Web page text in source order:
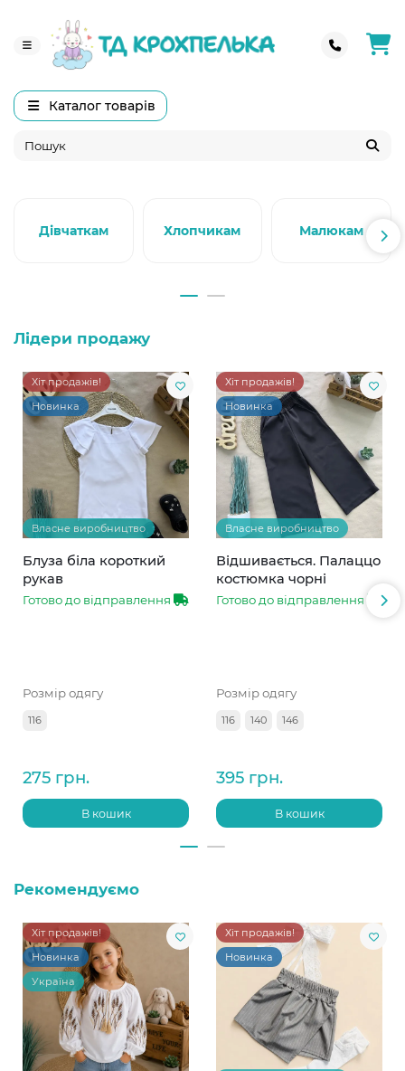
Каталог товарів
Дівчаткам Хлопчикам Малюкам
Лідери продажу
Хіт продажів!
Новинка
Власне виробництво
Блуза біла короткий
рукав
Готово до відправлення
Розмір одягу
116
275 грн.
В кошик
Хіт продажів!
Новинка
Власне виробництво
Відшивається. Палаццо
костюмка чорні
Готово до відправлення
Розмір одягу
116 140 146
395 грн.
В кошик
Рекомендуємо
Хіт продажів!
Новинка
Україна
Хіт продажів!
Новинка